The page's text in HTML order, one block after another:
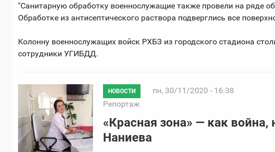
"Санитарную обработку военнослужащие также провели на ряде
Обработке из антисептического раствора подверглись все
Колонну военнослужащих войск РХБЗ из городского стадиона
сотрудники УГИБДД.
НОВОСТИ
пн, 30/11/2020 - 16:38
Репортаж
«Красная зона» — как
Наниева